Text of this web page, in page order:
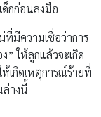
กก่อนลงมือ
มีความเชื่อว่าการ
ให้ลูกแล้วจะเกิด
เกิดเหตุการณ์ร้ายที่
ล่างนี้